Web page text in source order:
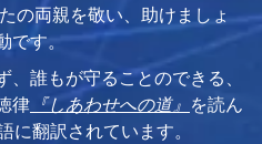
の両親を敬い、助けましょ
です。
誰もが守ることのできる、
律 『しあわせへの道』 を読ん
翻訳されています。